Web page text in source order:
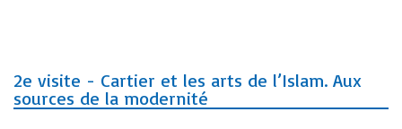
2e visite - Cartier et les arts de l’Islam. Aux
sources de la modernité